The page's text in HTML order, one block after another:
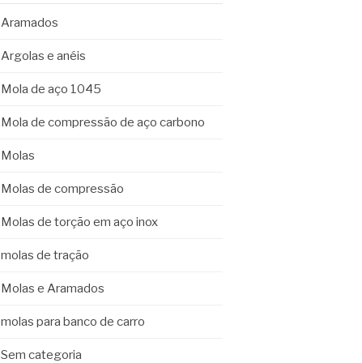
Aramados
Argolas e anéis
Mola de aço 1045
Mola de compressão de aço carbono
Molas
Molas de compressão
Molas de torção em aço inox
molas de tração
Molas e Aramados
molas para banco de carro
Sem categoria